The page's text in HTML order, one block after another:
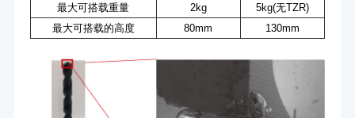
最大可搭载重量
2kg
5kg(无TZR)
最大可搭载的高度
80mm 130mm